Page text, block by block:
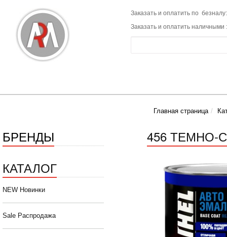
Заказать и оплатить по
Заказать и оплатить наличными
Главная страница
БРЕНДЫ
КАТАЛОГ
NEW Новинки
Sale Распродажа
456 ТЕМНО-